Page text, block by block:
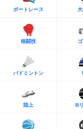
ボートレース
格闘技
バドミントン
陸上 B